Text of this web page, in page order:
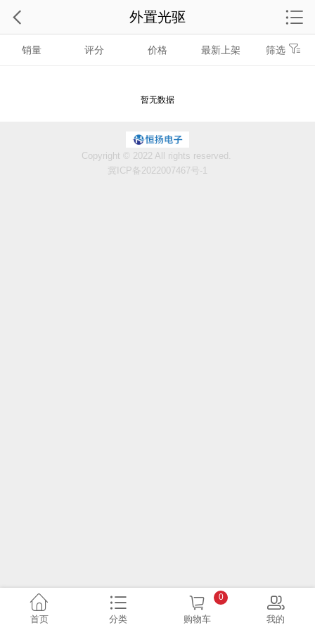
销量 评分 价格 最新上架 筛选
暂无数据
外置光驱
Copyright © 2022 All rights reserved.
冀ICP备2022007467号-1
首页 分类 购物车
0
我的